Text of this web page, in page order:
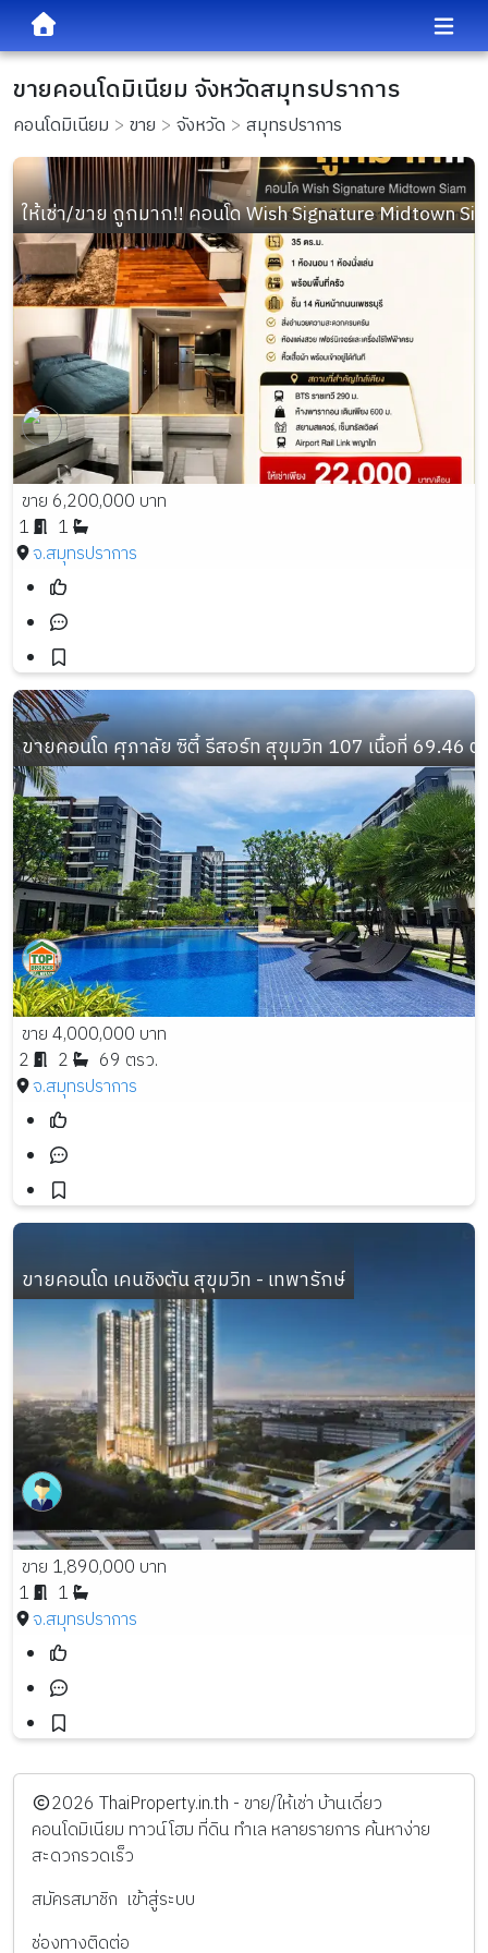
ขายคอนโดมิเนียม จังหวัดสมุทรปราการ
คอนโดมิเนียม ขาย จังหวัด สมุทรปราการ
ให้เช่า/ขาย ถูกมาก!! คอนโด Wish Signature Midtown
ขาย 6,200,000 บาท
1
1
จ.สมุทรปราการ
ขายคอนโด ศุภาลัย ซิตี้ รีสอร์ท สุขุมวิท 107 เนื้อที่ 69.46
ขาย 4,000,000 บาท
2
2
69 ตรว.
จ.สมุทรปราการ
ขายคอนโด เคนชิงตัน สุขุมวิท - เทพารักษ์
ขาย 1,890,000 บาท
1
1
จ.สมุทรปราการ
️2026 ThaiProperty.in.th - ขาย/ให้เช่า บ้านเดี่ยว
คอนโดมิเนียม ทาวน์โฮม ที่ดิน ทำเล หลายรายการ ค้นหาง่าย
สะดวกรวดเร็ว
สมัครสมาชิก เข้าสู่ระบบ
ช่องทางติดต่อ